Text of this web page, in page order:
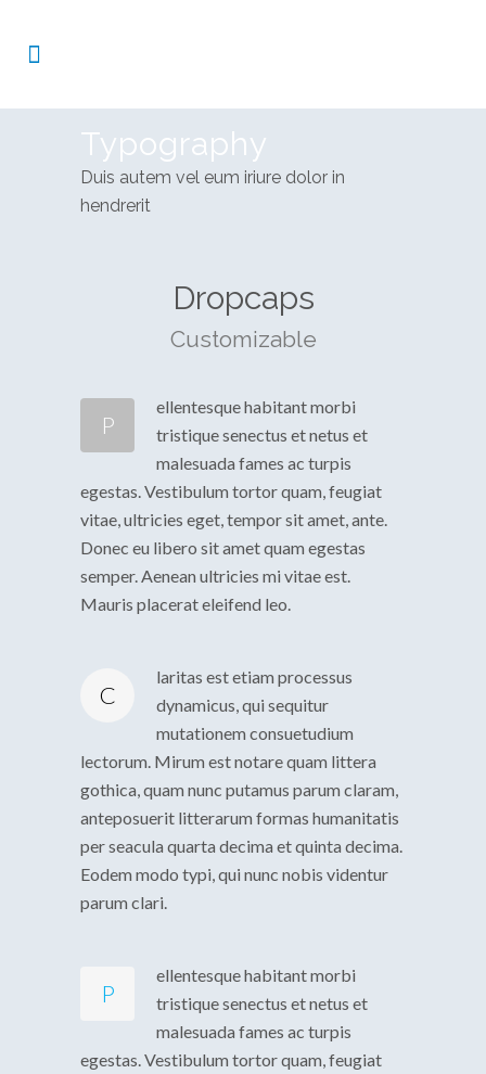
Typography
Duis autem vel eum iriure dolor in
hendrerit
Dropcaps
Customizable
P
ellentesque habitant morbi
tristique senectus et netus et
malesuada fames ac turpis
egestas. Vestibulum tortor quam, feugiat
vitae, ultricies eget, tempor sit amet, ante.
Donec eu libero sit amet quam egestas
semper. Aenean ultricies mi vitae est.
Mauris placerat eleifend leo.
C
laritas est etiam processus
dynamicus, qui sequitur
mutationem consuetudium
lectorum. Mirum est notare quam littera
gothica, quam nunc putamus parum claram,
anteposuerit litterarum formas humanitatis
per seacula quarta decima et quinta decima.
Eodem modo typi, qui nunc nobis videntur
parum clari.
P
ellentesque habitant morbi
tristique senectus et netus et
malesuada fames ac turpis
egestas. Vestibulum tortor quam, feugiat